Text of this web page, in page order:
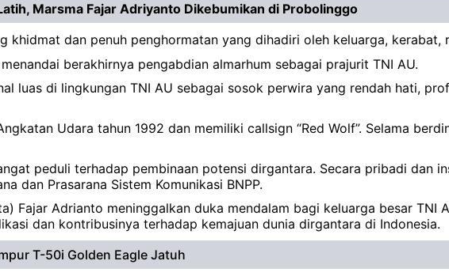
Marsma Fajar Adriyanto Dikebumikan di Probolinggo
khidmat dan penuh penghormatan yang dihadiri oleh keluarga, kerabat,
berakhirnya pengabdian almarhum sebagai prajurit TNI AU.
luas di lingkungan TNI AU sebagai sosok perwira yang rendah hati,
Udara tahun 1992 dan memiliki callsign “Red Wolf”. Selama
peduli terhadap pembinaan potensi dirgantara. Secara pribadi dan
dan Prasarana Sistem Komunikasi BNPP.
Fajar Adrianto meninggalkan duka mendalam bagi keluarga besar TNI
dan kontribusinya terhadap kemajuan dunia dirgantara di Indonesia.
T-50i Golden Eagle Jatuh